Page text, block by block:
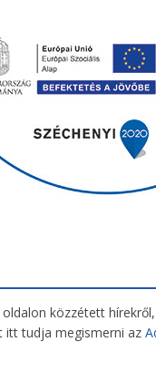
közzétett
itt tudja megismerni az